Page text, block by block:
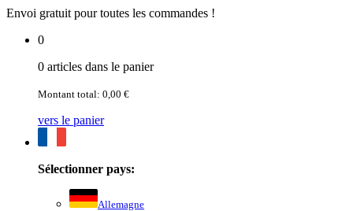
Envoi gratuit pour toutes les commandes !
0
0 articles dans le panier
Montant total: 0,00 €
vers le panier
Sélectionner pays:
Allemagne